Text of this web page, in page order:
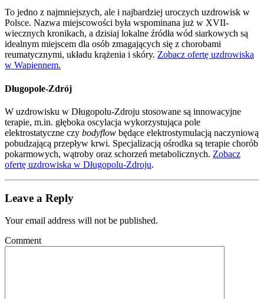
To jedno z najmniejszych, ale i najbardziej uroczych uzdrowisk w
Polsce. Nazwa miejscowości była wspominana już w XVII-
wiecznych kronikach, a dzisiaj lokalne źródła wód siarkowych są
idealnym miejscem dla osób zmagających się z chorobami
reumatycznymi, układu krążenia i skóry. Zobacz ofertę uzdrowiska
w Wapiennem.
Długopole-Zdrój
W uzdrowisku w Długopolu-Zdroju stosowane są innowacyjne
terapie, m.in. głęboka oscylacja wykorzystująca pole
elektrostatyczne czy bodyflow będące elektrostymulacją naczyniową
pobudzającą przepływ krwi. Specjalizacją ośrodka są terapie chorób
pokarmowych, wątroby oraz schorzeń metabolicznych. Zobacz
ofertę uzdrowiska w Długopolu-Zdroju.
Leave a Reply
Your email address will not be published.
Comment